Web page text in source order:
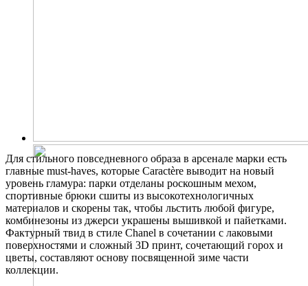
Для стильного повседневного образа в арсенале марки есть
главные must-haves, которые Caractère выводит на новый
уровень гламура: парки отделаны роскошным мехом,
спортивные брюки сшиты из высокотехнологичных
материалов и скорены так, чтобы льстить любой фигуре,
комбинезоны из джерси украшены вышивкой и пайетками.
Фактурный твид в стиле Chanel в сочетании с лаковыми
поверхностями и сложный 3D принт, сочетающий горох и
цветы, составляют основу посвященной зиме части
коллекции.